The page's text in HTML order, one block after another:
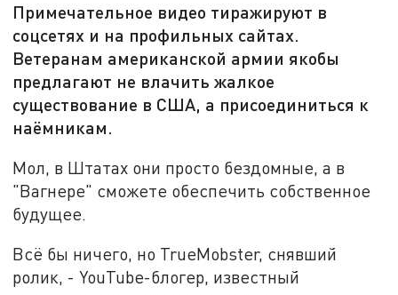
Примечательное видео тиражируют в
соцсетях и на профильных сайтах.
Ветеранам американской армии якобы
предлагают не влачить жалкое
существование в США, а присоединиться к
наёмникам.
Мол, в Штатах они просто бездомные, а в
"Вагнере" сможете обеспечить собственное
будущее.
Всё бы ничего, но TrueMobster, снявший
ролик, - YouTube-блогер, известный